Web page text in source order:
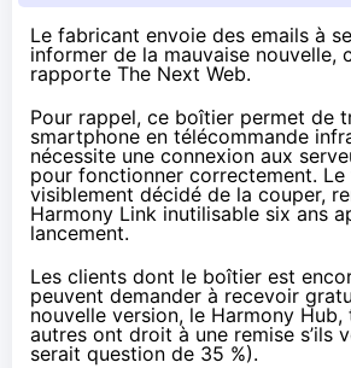
Le fabricant envoie des emails à
informer de la mauvaise nouvelle,
rapporte The Next Web.
Pour rappel, ce boîtier permet de
smartphone en télécommande
nécessite une connexion aux
pour fonctionner correctement.
visiblement décidé de la couper,
Harmony Link inutilisable six ans
lancement.
Les clients dont le boîtier est
peuvent demander à recevoir
nouvelle version, le Harmony Hub,
autres ont droit à une remise s’ils
serait question de 35 %).